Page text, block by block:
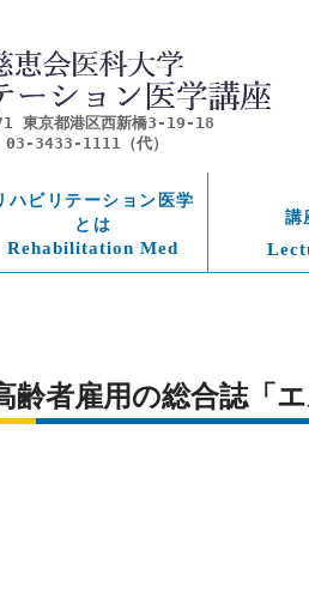
東京都港区西新橋3-19-18
3433-1111（代）
ハビリテーション医学
とは
Rehabilitation Med
講
齢者雇用の総合誌「